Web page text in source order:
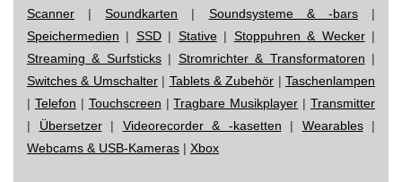
Scanner |Soundkarten | Soundsysteme & -bars|
Speichermedien | SSD| Stative| Stoppuhren & Wecker|
Streaming & Surfsticks| Stromrichter & Transformatoren |
Switches & Umschalter| Tablets & Zubehör | Taschenlampen
| Telefon | Touchscreen |Tragbare Musikplayer | Transmitter
| Übersetzer| Videorecorder & -kasetten | Wearables|
Webcams & USB-Kameras | Xbox